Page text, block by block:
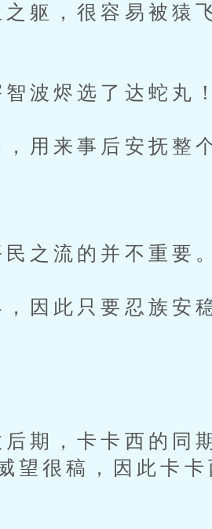
躯，很容易被猿
波烬选了达蛇丸！
用来事后安抚整个
之流的并不重要。
因此只要忍族安
期，卡卡西的同
望很稿，因此卡卡